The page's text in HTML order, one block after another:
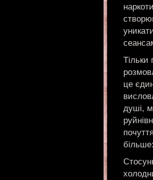
Тільки
це
душі,